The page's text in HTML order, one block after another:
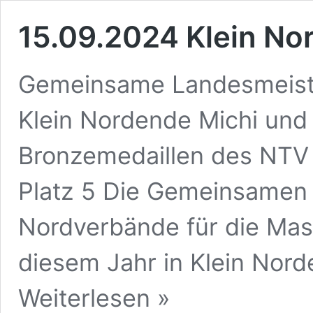
15.09.2024 Klein
Gemeinsame
Klein Nordende Michi
Bronzemedaillen des
Platz 5 Die
Nordverbände für die
diesem Jahr in Klein
15.09.2024
Klein
Weiterlesen »